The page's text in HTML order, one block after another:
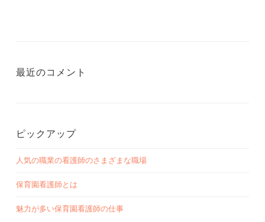
最近のコメント
ピックアップ
人気の職業の看護師のさまざまな職場
保育園看護師とは
魅力が多い保育園看護師の仕事